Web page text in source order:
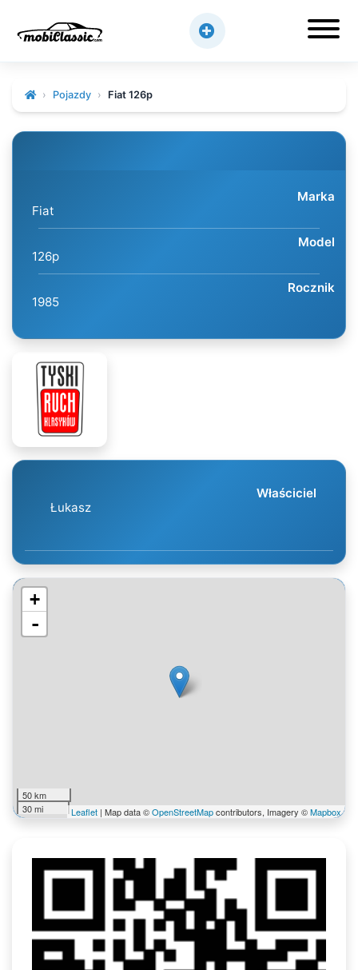
Pojazdy Fiat 126p
Marka
Fiat
Model
126p
Rocznik
1985
Właściciel
Łukasz
+
-
50 km
30 mi
Leaflet | Map data ©OpenStreetMapcontributors, Imagery ©Mapbox